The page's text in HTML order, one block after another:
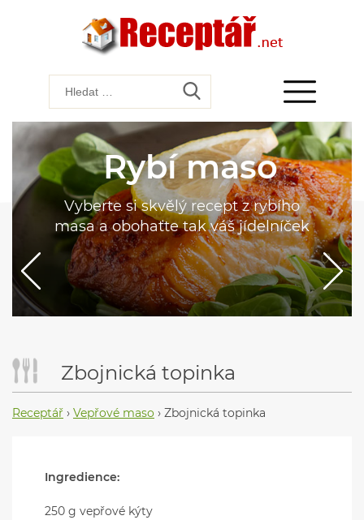
Rybí maso
Vyberte si skvělý recept z rybího
masa a obohaťte tak váš jídelníček
Zbojnická topinka
Receptář › Vepřové maso › Zbojnická topinka
Ingredience:
250 g vepřové kýty